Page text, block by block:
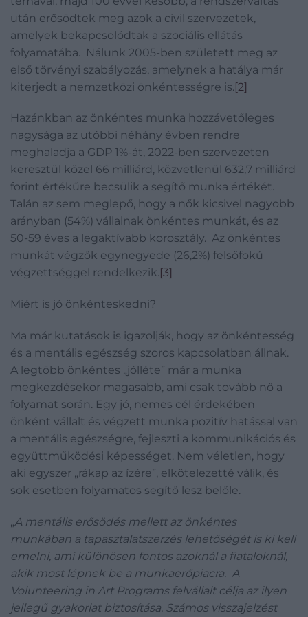
után erősödtek meg azok a civil szervezetek,
amelyek bekapcsolódtak a szociális ellátás
folyamatába. Nálunk 2005-ben született meg az
első törvényi szabályozás, amelynek a hatálya már
kiterjedt a nemzetközi önkéntességre is.[2]
Hazánkban az önkéntes munka hozzávetőleges
nagysága az utóbbi néhány évben rendre
meghaladja a GDP 1%-át, 2022-ben szervezeten
keresztül közel 66 milliárd, közvetlenül 632,7 milliárd
forint értékűre becsülik a segítő munka értékét.
Talán az sem meglepő, hogy a nők kicsivel nagyobb
arányban (54%) vállalnak önkéntes munkát, és az
50-59 éves a legaktívabb korosztály. Az önkéntes
munkát végzők egynegyede (26,2%) felsőfokú
végzettséggel rendelkezik. [3]
Miért is jó önkénteskedni?
Ma már kutatások is igazolják, hogy az önkéntesség
és a mentális egészség szoros kapcsolatban állnak.
A legtöbb önkéntes „jólléte” már a munka
megkezdésekor magasabb, ami csak tovább nő a
folyamat során. Egy jó, nemes cél érdekében
önként vállalt és végzett munka pozitív hatással van
a mentális egészségre, fejleszti a kommunikációs és
együttműködési képességet. Nem véletlen, hogy
aki egyszer „rákap az ízére”, elkötelezetté válik, és
sok esetben folyamatos segítő lesz belőle.
„A mentális erősödés mellett az önkéntes
munkában a tapasztalatszerzés lehetőségét is ki kell
emelni, ami különösen fontos azoknál a fiataloknál,
akik most lépnek be a munkaerőpiacra. A
Volunteering in Art Programs felvállalt célja az ilyen
jellegű gyakorlat biztosítása. Számos visszajelzést